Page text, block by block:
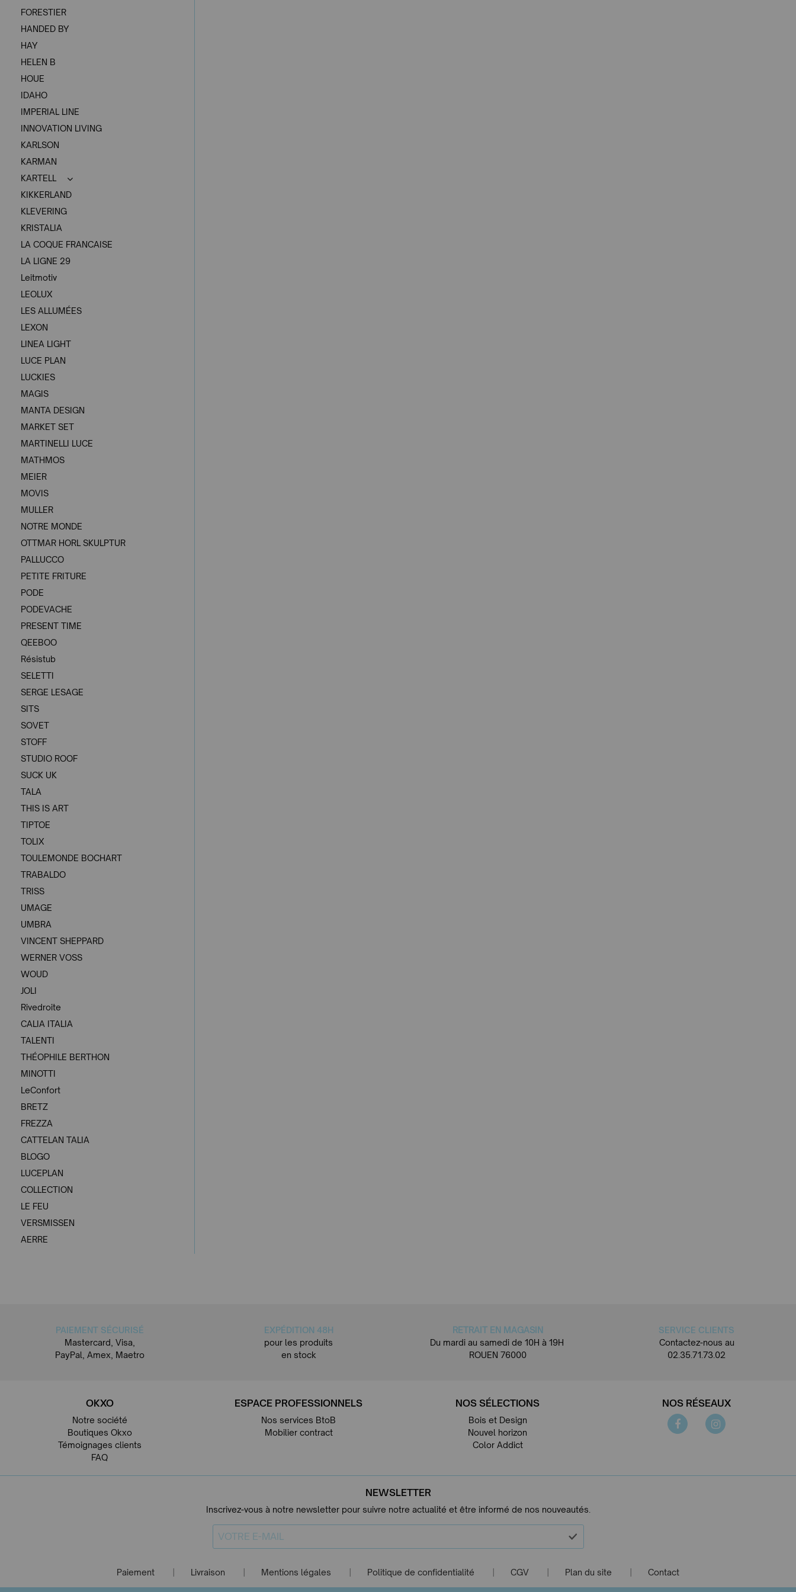
FORESTIER
HANDED BY
HAY
HELEN B
HOUE
IDAHO
IMPERIAL LINE
INNOVATION LIVING
KARLSON
KARMAN
KARTELL
KIKKERLAND
KLEVERING
KRISTALIA
LA COQUE FRANCAISE
LA LIGNE 29
Leitmotiv
LEOLUX
LES ALLUMÉES
LEXON
LINEA LIGHT
LUCE PLAN
LUCKIES
MAGIS
MANTA DESIGN
MARKET SET
MARTINELLI LUCE
MATHMOS
MEIER
MOVIS
MULLER
NOTRE MONDE
OTTMAR HORL SKULPTUR
PALLUCCO
PETITE FRITURE
PODE
PODEVACHE
PRESENT TIME
QEEBOO
Résistub
SELETTI
SERGE LESAGE
SITS
SOVET
STOFF
STUDIO ROOF
SUCK UK
TALA
THIS IS ART
TIPTOE
TOLIX
TOULEMONDE BOCHART
TRABALDO
TRISS
UMAGE
UMBRA
VINCENT SHEPPARD
WERNER VOSS
WOUD
JOLI
Rivedroite
CALIA ITALIA
TALENTI
THÉOPHILE BERTHON
MINOTTI
LeConfort
BRETZ
FREZZA
CATTELAN TALIA
BLOGO
LUCEPLAN
COLLECTION
LE FEU
VERSMISSEN
AERRE
PAIEMENT SÉCURISÉ
Mastercard, Visa,
PayPal, Amex, Maetro
EXPÉDITION 48H
pour les produits
en stock
RETRAIT EN MAGASIN
Du mardi au samedi de 10H à 19H
ROUEN 76000
SERVICE CLIENTS
Contactez-nous au
02.35.71.73.02
OKXO
Notre société
Boutiques Okxo
Témoignages clients
FAQ
ESPACE PROFESSIONNELS
Nos services BtoB
Mobilier contract
NOS SÉLECTIONS
Bois et Design
Nouvel horizon
Color Addict
NOS RÉSEAUX
NEWSLETTER
Inscrivez-vous à notre newsletter pour suivre notre actualité et être informé de nos nouveautés.
Paiement Livraison Mentions légales Politique de confidentialité CGV Plan du site Contact